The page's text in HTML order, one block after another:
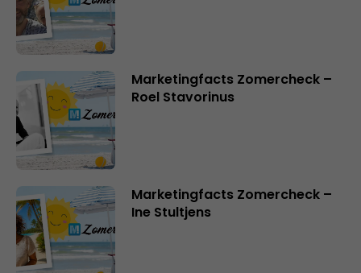
Marketingfacts Zomercheck –
Roel Stavorinus
Marketingfacts Zomercheck –
Ine Stultjens